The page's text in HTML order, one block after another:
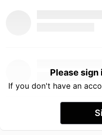
Please sign
If you don't have an